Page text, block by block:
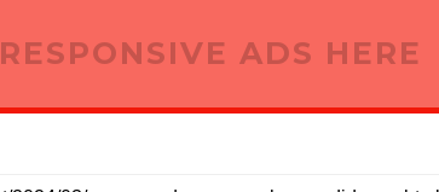
RESPONSIVE ADS HERE